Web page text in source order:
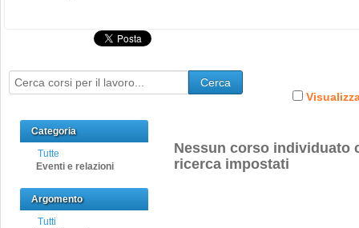
Cerca
Categoria
Tutte
Eventi e relazioni
Argomento
Tutti
Nessun corso individuato
ricerca impostati